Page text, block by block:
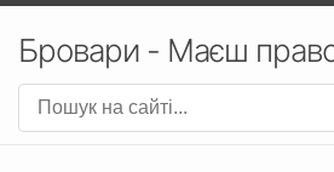
Бровари - Маєш